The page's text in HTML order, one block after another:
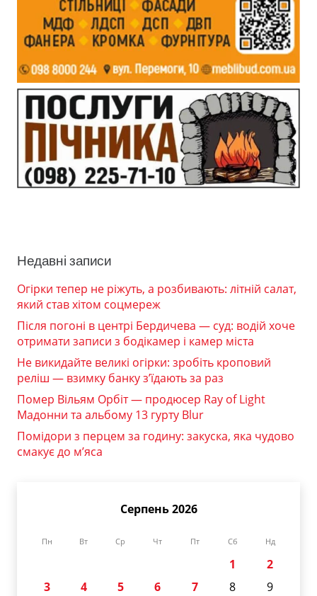
Недавні записи
Огірки тепер не ріжуть, а розбивають: літній салат,
який став хітом соцмереж
Після погоні в центрі Бердичева — суд: водій хоче
отримати записи з бодікамер і камер міста
Не викидайте великі огірки: зробіть кроповий
реліш — взимку банку з’їдають за раз
Помер Вільям Орбіт — продюсер Ray of Light
Мадонни та альбому 13 гурту Blur
Помідори з перцем за годину: закуска, яка чудово
смакує до м’яса
Серпень 2026
Пн Вт Ср Чт Пт Сб Нд
1
2
3
4 5 6 7 8
9